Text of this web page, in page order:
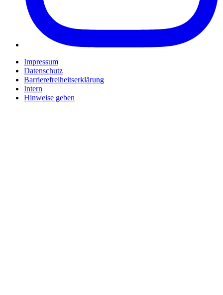
Impressum
Datenschutz
Barrierefreiheitserklärung
Intern
Hinweise geben